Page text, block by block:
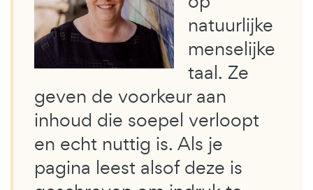
natuurlijke
menselijke
taal. Ze
geven de voorkeur aan
inhoud die soepel verloopt
en echt nuttig is. Als je
pagina leest alsof deze is